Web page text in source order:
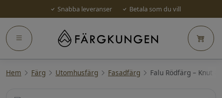
Snabba leveranser Betala som du vill
Hem Färg Utomhusfärg Fasadfärg Falu Rödfärg – Knut